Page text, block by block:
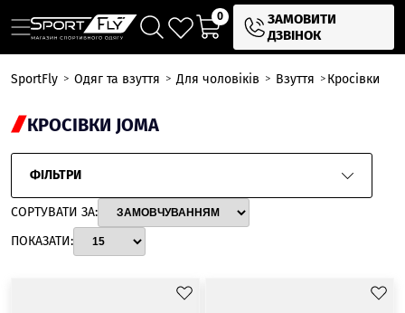
0
ЗАМОВИТИ
ДЗВІНОК
SportFly Одяг та взуття Для чоловіків Взуття Кросівки
КРОСІВКИ JOMA
ФІЛЬТРИ
СОРТУВАТИ ЗА:
ПОКАЗАТИ: